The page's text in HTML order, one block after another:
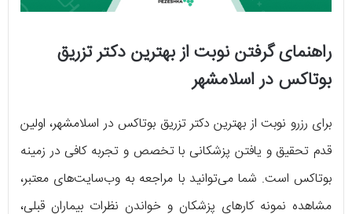
راهنمای گرفتن نوبت از بهترین دکتر تزریق
بوتاکس در اسلامشهر
برای رزرو نوبت از بهترین دکتر تزریق بوتاکس در اسلامشهر، اولین
قدم تحقیق و یافتن پزشکانی با تخصص و تجربه کافی در زمینه
بوتاکس است. شما می‌توانید با مراجعه به وب‌سایت‌های معتبر،
مشاهده نمونه کارهای پزشکان و خواندن نظرات بیماران قبلی،